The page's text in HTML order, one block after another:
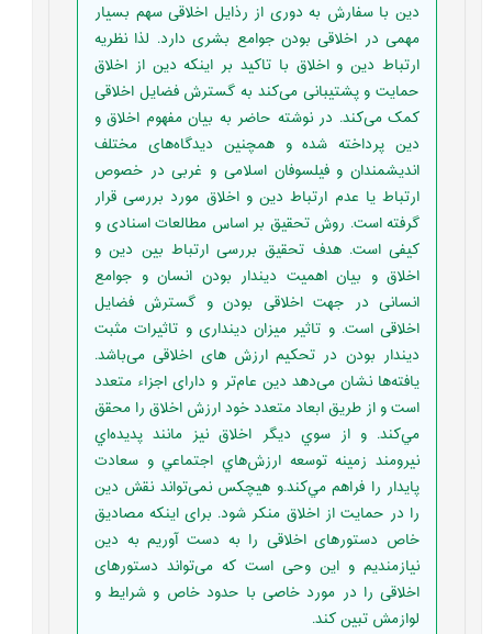
دین با سفارش به دوری از رذایل اخلاقی سهم بسیار
مهمی در اخلاقی بودن جوامع بشری دارد. لذا نظریه
ارتباط دین و اخلاق با تاکید بر اینکه دین از اخلاق
حمایت و پشتیبانی می‌کند به گسترش فضایل اخلاقی
کمک می‌کند. در نوشته حاضر به بیان مفهوم اخلاق و
دین پرداخته شده و همچنین دیدگاه‌های مختلف
اندیشمندان و فیلسوفان اسلامی و غربی در خصوص
ارتباط یا عدم ارتباط دین و اخلاق مورد بررسی قرار
گرفته است. روش تحقیق بر اساس مطالعات اسنادی و
کیفی است. هدف تحقیق بررسی ارتباط بین دین و
اخلاق و بیان اهمیت دیندار بودن انسان و جوامع
انسانی در جهت اخلاقی بودن و گسترش فضایل
اخلاقی است. و تاثیر میزان دینداری و تاثیرات مثبت
دیندار بودن در تحکیم ارزش های اخلاقی می‌باشد.
یافته‌ها نشان می‌دهد دين عام‌تر و دارای اجزاء متعدد
است و از طريق ابعاد متعدد خود ارزش اخلاق را محقق
مي‌كند. و از سوي ديگر اخلاق نيز مانند پديده‌اي
نيرومند زمينه توسعه ارزش‌هاي اجتماعي و سعادت
پايدار را فراهم مي‌كند.و هیچکس نمی‌تواند نقش دین
را در حمایت از اخلاق منکر شود. برای اینکه مصادیق
خاص دستورهای اخلاقی را به دست آوریم به دین
نیازمندیم و این وحی است که می‌تواند دستورهای
اخلاقی را در مورد خاصی با حدود خاص و شرایط و
لوازمش تبین کند.